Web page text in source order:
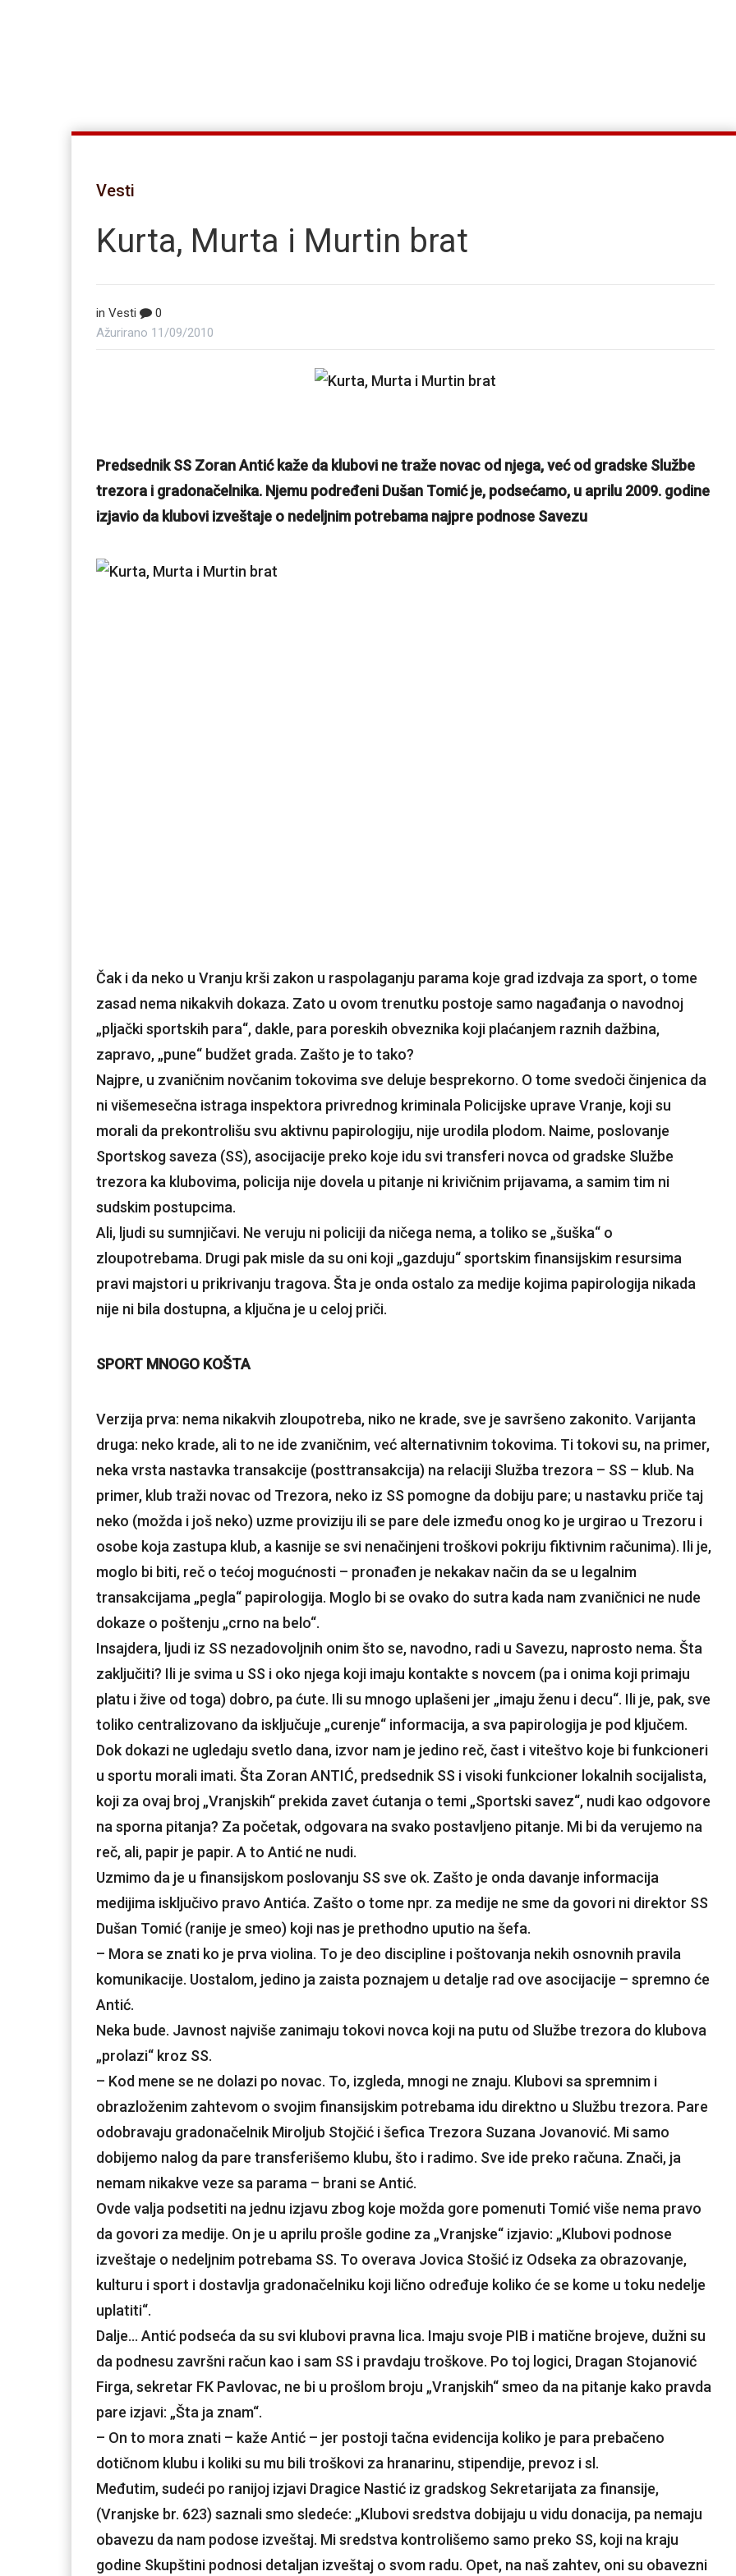
Vesti
Kurta, Murta i Murtin brat
in Vesti
0
Ažurirano 11/09/2010
Predsednik SS Zoran Antić kaže da klubovi ne traže novac od njega, već od gradske Službe
trezora i gradonačelnika. Njemu podređeni Dušan Tomić je, podsećamo, u aprilu 2009. godine
izjavio da klubovi izveštaje o nedeljnim potrebama najpre podnose Savezu
Čak i da neko u Vranju krši zakon u raspolaganju parama koje grad izdvaja za sport, o tome
zasad nema nikakvih dokaza. Zato u ovom trenutku postoje samo nagađanja o navodnoj
„pljački sportskih para“, dakle, para poreskih obveznika koji plaćanjem raznih dažbina,
zapravo, „pune“ budžet grada. Zašto je to tako?
Najpre, u zvaničnim novčanim tokovima sve deluje besprekorno. O tome svedoči činjenica da
ni višemesečna istraga inspektora privrednog kriminala Policijske uprave Vranje, koji su
morali da prekontrolišu svu aktivnu papirologiju, nije urodila plodom. Naime, poslovanje
Sportskog saveza (SS), asocijacije preko koje idu svi transferi novca od gradske Službe
trezora ka klubovima, policija nije dovela u pitanje ni krivičnim prijavama, a samim tim ni
sudskim postupcima.
Ali, ljudi su sumnjičavi. Ne veruju ni policiji da ničega nema, a toliko se „šuška“ o
zloupotrebama. Drugi pak misle da su oni koji „gazduju“ sportskim finansijskim resursima
pravi majstori u prikrivanju tragova. Šta je onda ostalo za medije kojima papirologija nikada
nije ni bila dostupna, a ključna je u celoj priči.
SPORT MNOGO KOŠTA
Verzija prva: nema nikakvih zloupotreba, niko ne krade, sve je savršeno zakonito. Varijanta
druga: neko krade, ali to ne ide zvaničnim, već alternativnim tokovima. Ti tokovi su, na primer,
neka vrsta nastavka transakcije (posttransakcija) na relaciji Služba trezora – SS – klub. Na
primer, klub traži novac od Trezora, neko iz SS pomogne da dobiju pare; u nastavku priče taj
neko (možda i još neko) uzme proviziju ili se pare dele između onog ko je urgirao u Trezoru i
osobe koja zastupa klub, a kasnije se svi nenačinjeni troškovi pokriju fiktivnim računima). Ili je,
moglo bi biti, reč o tećoj mogućnosti – pronađen je nekakav način da se u legalnim
transakcijama „pegla“ papirologija. Moglo bi se ovako do sutra kada nam zvaničnici ne nude
dokaze o poštenju „crno na belo“.
Insajdera, ljudi iz SS nezadovoljnih onim što se, navodno, radi u Savezu, naprosto nema. Šta
zaključiti? Ili je svima u SS i oko njega koji imaju kontakte s novcem (pa i onima koji primaju
platu i žive od toga) dobro, pa ćute. Ili su mnogo uplašeni jer „imaju ženu i decu“. Ili je, pak, sve
toliko centralizovano da isključuje „curenje“ informacija, a sva papirologija je pod ključem.
Dok dokazi ne ugledaju svetlo dana, izvor nam je jedino reč, čast i viteštvo koje bi funkcioneri
u sportu morali imati. Šta Zoran ANTIĆ, predsednik SS i visoki funkcioner lokalnih socijalista,
koji za ovaj broj „Vranjskih“ prekida zavet ćutanja o temi „Sportski savez“, nudi kao odgovore
na sporna pitanja? Za početak, odgovara na svako postavljeno pitanje. Mi bi da verujemo na
reč, ali, papir je papir. A to Antić ne nudi.
Uzmimo da je u finansijskom poslovanju SS sve ok. Zašto je onda davanje informacija
medijima isključivo pravo Antića. Zašto o tome npr. za medije ne sme da govori ni direktor SS
Dušan Tomić (ranije je smeo) koji nas je prethodno uputio na šefa.
– Mora se znati ko je prva violina. To je deo discipline i poštovanja nekih osnovnih pravila
komunikacije. Uostalom, jedino ja zaista poznajem u detalje rad ove asocijacije – spremno će
Antić.
Neka bude. Javnost najviše zanimaju tokovi novca koji na putu od Službe trezora do klubova
„prolazi“ kroz SS.
– Kod mene se ne dolazi po novac. To, izgleda, mnogi ne znaju. Klubovi sa spremnim i
obrazloženim zahtevom o svojim finansijskim potrebama idu direktno u Službu trezora. Pare
odobravaju gradonačelnik Miroljub Stojčić i šefica Trezora Suzana Jovanović. Mi samo
dobijemo nalog da pare transferišemo klubu, što i radimo. Sve ide preko računa. Znači, ja
nemam nikakve veze sa parama – brani se Antić.
Ovde valja podsetiti na jednu izjavu zbog koje možda gore pomenuti Tomić više nema pravo
da govori za medije. On je u aprilu prošle godine za „Vranjske“ izjavio: „Klubovi podnose
izveštaje o nedeljnim potrebama SS. To overava Jovica Stošić iz Odseka za obrazovanje,
kulturu i sport i dostavlja gradonačelniku koji lično određuje koliko će se kome u toku nedelje
uplatiti“.
Dalje… Antić podseća da su svi klubovi pravna lica. Imaju svoje PIB i matične brojeve, dužni su
da podnesu završni račun kao i sam SS i pravdaju troškove. Po toj logici, Dragan Stojanović
Firga, sekretar FK Pavlovac, ne bi u prošlom broju „Vranjskih“ smeo da na pitanje kako pravda
pare izjavi: „Šta ja znam“.
– On to mora znati – kaže Antić – jer postoji tačna evidencija koliko je para prebačeno
dotičnom klubu i koliki su mu bili troškovi za hranarinu, stipendije, prevoz i sl.
Međutim, sudeći po ranijoj izjavi Dragice Nastić iz gradskog Sekretarijata za finansije,
(Vranjske br. 623) saznali smo sledeće: „Klubovi sredstva dobijaju u vidu donacija, pa nemaju
obavezu da nam podose izveštaj. Mi sredstva kontrolišemo samo preko SS, koji na kraju
godine Skupštini podnosi detaljan izveštaj o svom radu. Opet, na naš zahtev, oni su obavezni